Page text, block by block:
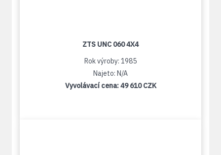
ZTS UNC 060 4X4
Rok výroby: 1985
Najeto: N/A
Vyvolávací cena:49 610 CZK